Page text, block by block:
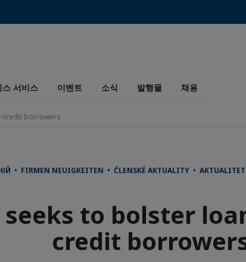
스 서비스 이벤트 소식 발행물 채용
credit borrowers
FIRMEN NEUIGKEITEN • ČLENSKÉ AKTUALITY •
seeks to bolster
credit